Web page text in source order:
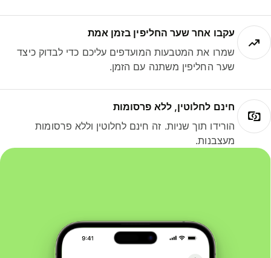
עקבו אחר שער החליפין בזמן אמת
שמרו את המטבעות המועדפים עליכם כדי לבדוק כיצד
שער החליפין משתנה עם הזמן.
חינם לחלוטין, ללא פרסומות
הורידו תוך שניות. זה חינם לחלוטין וללא פרסומות
מעצבנות.